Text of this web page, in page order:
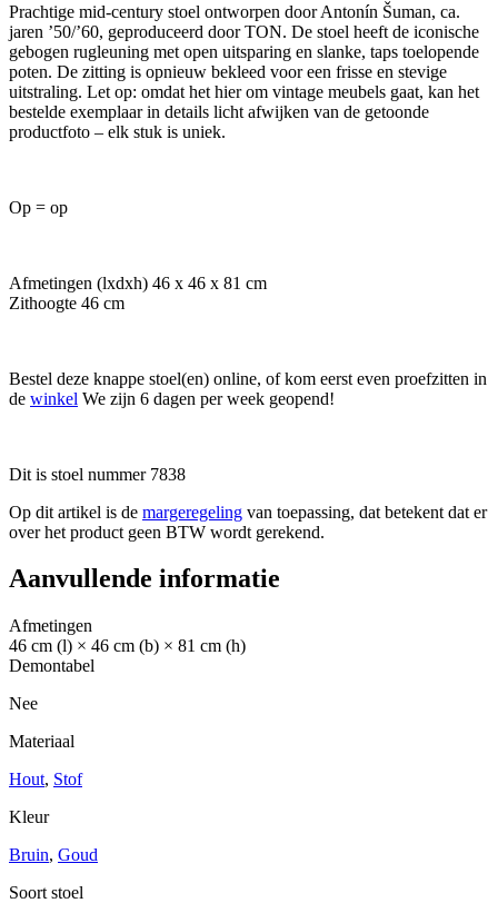
Prachtige mid-century stoel ontworpen door Antonín Šuman, ca.
jaren ’50/’60, geproduceerd door TON. De stoel heeft de iconische
gebogen rugleuning met open uitsparing en slanke, taps toelopende
poten. De zitting is opnieuw bekleed voor een frisse en stevige
uitstraling. Let op: omdat het hier om vintage meubels gaat, kan het
bestelde exemplaar in details licht afwijken van de getoonde
productfoto – elk stuk is uniek.
Op = op
Afmetingen (lxdxh) 46 x 46 x 81 cm
Zithoogte 46 cm
Bestel deze knappe stoel(en) online, of kom eerst even proefzitten in
de winkel We zijn 6 dagen per week geopend!
Dit is stoel nummer 7838
Op dit artikel is de margeregeling van toepassing, dat betekent dat er
over het product geen BTW wordt gerekend.
Aanvullende informatie
Afmetingen
46 cm (l) × 46 cm (b) × 81 cm (h)
Demontabel
Nee
Materiaal
Hout, Stof
Kleur
Bruin, Goud
Soort stoel